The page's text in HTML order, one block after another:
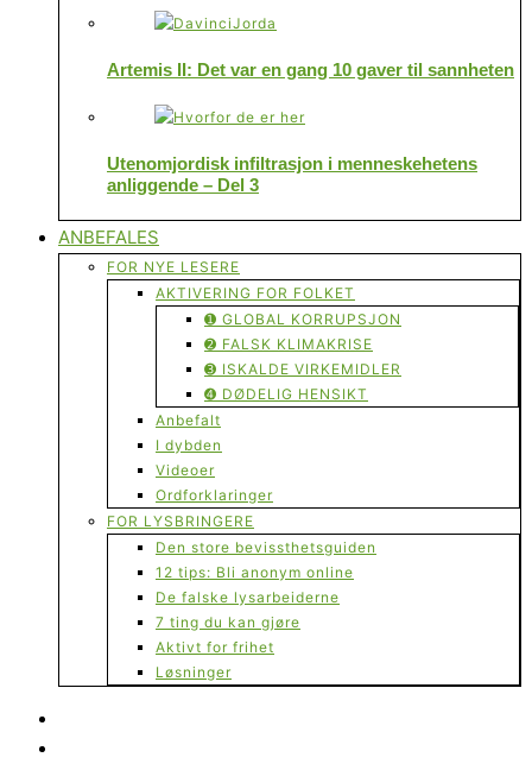
Artemis II: Det var en gang 10 gaver til sannheten
Utenomjordisk infiltrasjon i menneskehetens
anliggende – Del 3
ANBEFALES
FOR NYE LESERE
AKTIVERING FOR FOLKET
➊ GLOBAL KORRUPSJON
➋ FALSK KLIMAKRISE
➌ ISKALDE VIRKEMIDLER
➍ DØDELIG HENSIKT
Anbefalt
I dybden
Videoer
Ordforklaringer
FOR LYSBRINGERE
Den store bevissthetsguiden
12 tips: Bli anonym online
De falske lysarbeiderne
7 ting du kan gjøre
Aktivt for frihet
Løsninger